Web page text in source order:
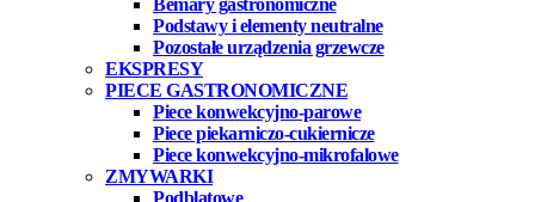
Bemary gastronomiczne
Podstawy i elementy neutralne
Pozostałe urządzenia grzewcze
EKSPRESY
PIECE GASTRONOMICZNE
Piece konwekcyjno-parowe
Piece piekarniczo-cukiernicze
Piece konwekcyjno-mikrofalowe
ZMYWARKI